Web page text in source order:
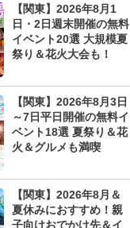
【関東】2026年8月1
日・2日週末開催の無料
イベント20選 大規模夏
祭り＆花火大会も！
【関東】2026年8月3日
～7日平日開催の無料イ
ベント18選 夏祭り＆花
火＆グルメも満喫
【関東】2026年8月＆
夏休みにおすすめ！親
子向けおでかけ先＆イ